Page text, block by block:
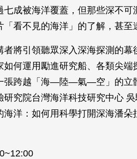
七成被海洋覆蓋，但那些深不可
看不見的海洋」的了解，甚至
者將引領聽眾深入深海探測的
如何運用勵進研究船、各類尖
張跨越「海—陸—氣—空」的立
研究院台灣海洋科技研究中心 吳
洋：如何用科學打開深海潘朵